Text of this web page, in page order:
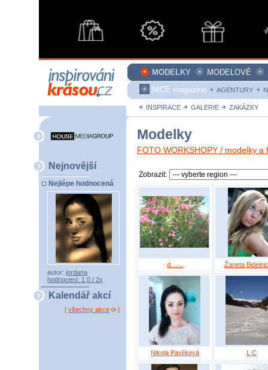
MODELKY MODELOVÉ
NICE magazine
AGENTURY
INSPIRACE GALERIE ZAKÁZKY
Nejnovější
Nejlépe hodnocená
autor: jordana
hodnocení: 1,0 / 2x
Kalendář akcí
[ všechny akce ]
Modelky
FOTO WORKSHOPY / modelky
Zobrazit:
d. ..... Žaneta
Nikola Pavlíková L C